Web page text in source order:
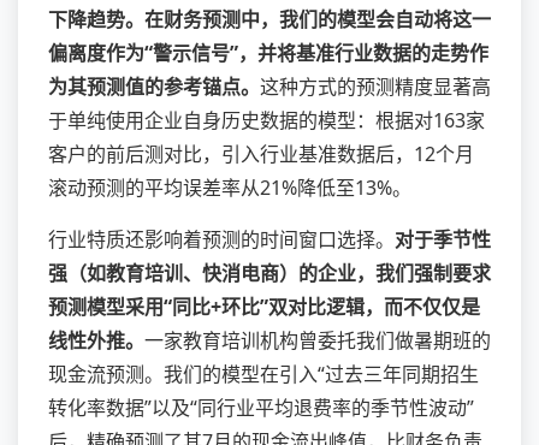
下降趋势。在财务预测中，我们的模型会自动将这一
偏离度作为“警示信号”，并将基准行业数据的走势作
为其预测值的参考锚点。 这种方式的预测精度显著高
于单纯使用企业自身历史数据的模型：根据对163家
客户的前后测对比，引入行业基准数据后，12个月
滚动预测的平均误差率从21%降低至13%。
行业特质还影响着预测的时间窗口选择。 对于季节性
强（如教育培训、快消电商）的企业，我们强制要求
预测模型采用“同比+环比”双对比逻辑，而不仅仅是
线性外推。 一家教育培训机构曾委托我们做暑期班的
现金流预测。我们的模型在引入“过去三年同期招生
转化率数据”以及“同行业平均退费率的季节性波动”